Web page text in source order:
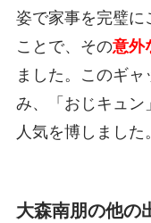
姿で家事を完璧に
ことで、その意外
ました。このギ
み、「おじキュン
人気を博しました。
大森南朋の他の